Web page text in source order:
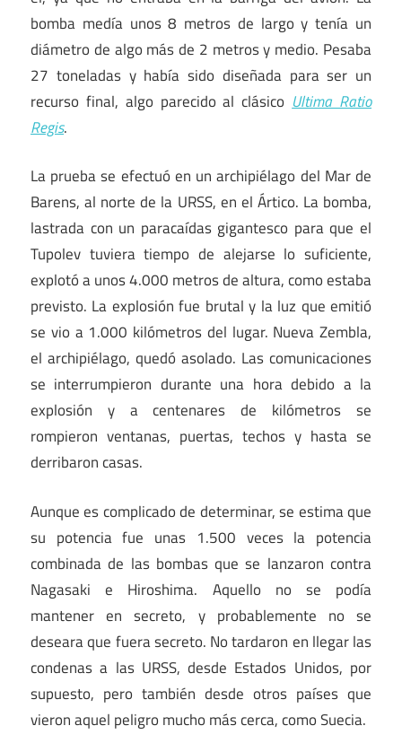
bomba medía unos 8 metros de largo y tenía un
diámetro de algo más de 2 metros y medio. Pesaba
27 toneladas y había sido diseñada para ser un
recurso final, algo parecido al clásico Ultima Ratio
Regis.
La prueba se efectuó en un archipiélago del Mar de
Barens, al norte de la URSS, en el Ártico. La bomba,
lastrada con un paracaídas gigantesco para que el
Tupolev tuviera tiempo de alejarse lo suficiente,
explotó a unos 4.000 metros de altura, como estaba
previsto. La explosión fue brutal y la luz que emitió
se vio a 1.000 kilómetros del lugar. Nueva Zembla,
el archipiélago, quedó asolado. Las comunicaciones
se interrumpieron durante una hora debido a la
explosión y a centenares de kilómetros se
rompieron ventanas, puertas, techos y hasta se
derribaron casas.
Aunque es complicado de determinar, se estima que
su potencia fue unas 1.500 veces la potencia
combinada de las bombas que se lanzaron contra
Nagasaki e Hiroshima. Aquello no se podía
mantener en secreto, y probablemente no se
deseara que fuera secreto. No tardaron en llegar las
condenas a las URSS, desde Estados Unidos, por
supuesto, pero también desde otros países que
vieron aquel peligro mucho más cerca, como Suecia.